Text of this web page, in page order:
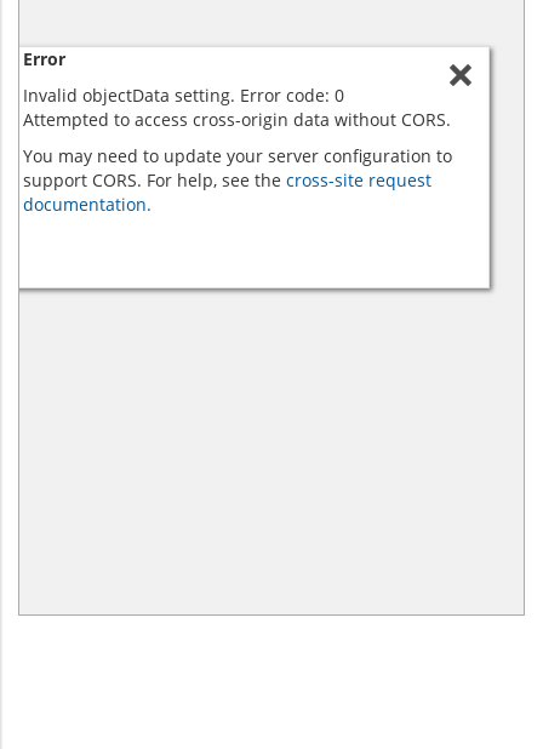
Error
Invalid objectData setting. Error code: 0
Attempted to access cross-origin data without CORS.
You may need to update your server configuration to
support CORS. For help, see the cross-site request
documentation.